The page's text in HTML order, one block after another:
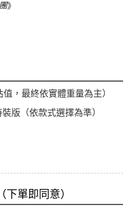
》
，最終依實體重量為主）
版（依款式選擇為準）
單即同意）